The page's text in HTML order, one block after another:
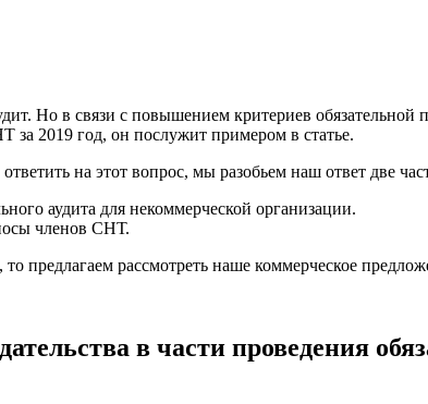
Но в связи с повышением критериев
2019 год, он послужит примером в статье.
на этот вопрос, мы разобьем наш ответ две
аудита для некоммерческой организации.
членов СНТ.
предлагаем рассмотреть наше коммерческое
в части проведения